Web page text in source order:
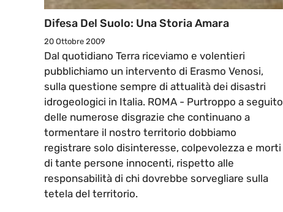
Difesa Del Suolo: Una Storia Amara
20 Ottobre 2009
Dal quotidiano Terra riceviamo e volentieri
pubblichiamo un intervento di Erasmo Venosi,
sulla questione sempre di attualità dei disastri
idrogeologici in Italia. ROMA - Purtroppo a seguito
delle numerose disgrazie che continuano a
tormentare il nostro territorio dobbiamo
registrare solo disinteresse, colpevolezza e morti
di tante persone innocenti, rispetto alle
responsabilità di chi dovrebbe sorvegliare sulla
tetela del territorio.